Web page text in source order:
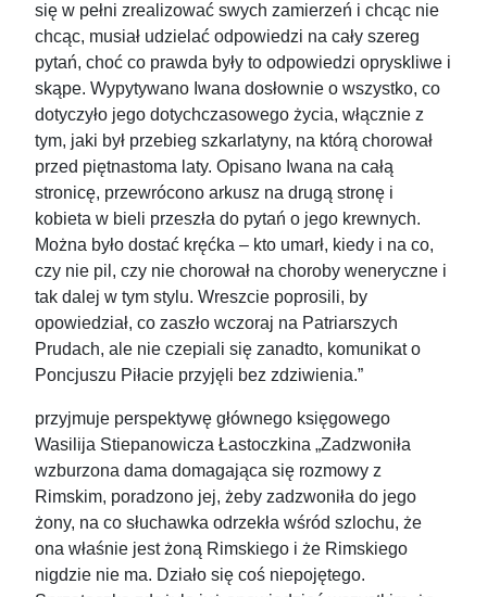
się w pełni zrealizować swych zamierzeń i chcąc nie
chcąc, musiał udzielać odpowiedzi na cały szereg
pytań, choć co prawda były to odpowiedzi opryskliwe i
skąpe. Wypytywano Iwana dosłownie o wszystko, co
dotyczyło jego dotychczasowego życia, włącznie z
tym, jaki był przebieg szkarlatyny, na którą chorował
przed piętnastoma laty. Opisano Iwana na całą
stronicę, przewrócono arkusz na drugą stronę i
kobieta w bieli przeszła do pytań o jego krewnych.
Można było dostać kręćka – kto umarł, kiedy i na co,
czy nie pil, czy nie chorował na choroby weneryczne i
tak dalej w tym stylu. Wreszcie poprosili, by
opowiedział, co zaszło wczoraj na Patriarszych
Prudach, ale nie czepiali się zanadto, komunikat o
Poncjuszu Piłacie przyjęli bez zdziwienia.”
przyjmuje perspektywę głównego księgowego
Wasilija Stiepanowicza Łastoczkina „Zadzwoniła
wzburzona dama domagająca się rozmowy z
Rimskim, poradzono jej, żeby zadzwoniła do jego
żony, na co słuchawka odrzekła wśród szlochu, że
ona właśnie jest żoną Rimskiego i że Rimskiego
nigdzie nie ma. Działo się coś niepojętego.